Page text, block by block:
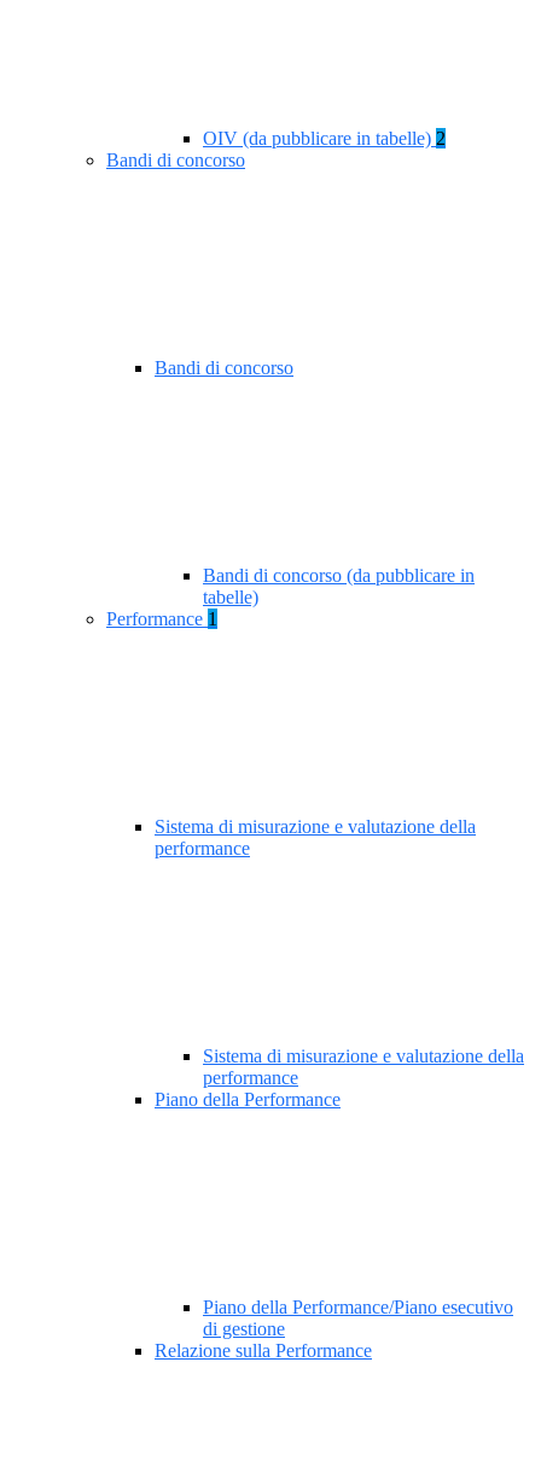
OIV (da pubblicare in tabelle) 2
Bandi di concorso
Bandi di concorso
Bandi di concorso (da pubblicare in
tabelle)
Performance 1
Sistema di misurazione e valutazione della
performance
Sistema di misurazione e valutazione della
performance
Piano della Performance
Piano della Performance/Piano esecutivo
di gestione
Relazione sulla Performance